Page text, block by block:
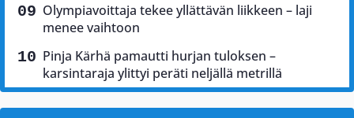
Olympiavoittaja tekee yllättävän liikkeen – laji
menee vaihtoon
Pinja Kärhä pamautti hurjan tuloksen –
karsintaraja ylittyi peräti neljällä metrillä